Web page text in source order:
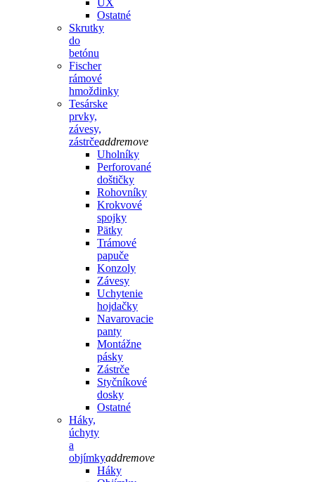
UX
Ostatné
Skrutky
do
betónu
Fischer
rámové
hmoždinky
Tesárske
prvky,
závesy,
zástrčeaddremove
Uholníky
Perforované
doštičky
Rohovníky
Krokvové
spojky
Pätky
Trámové
papuče
Konzoly
Závesy
Uchytenie
hojdačky
Navarovacie
panty
Montážne
pásky
Zástrče
Styčníkové
dosky
Ostatné
Háky,
úchyty
a
objímkyaddremove
Háky